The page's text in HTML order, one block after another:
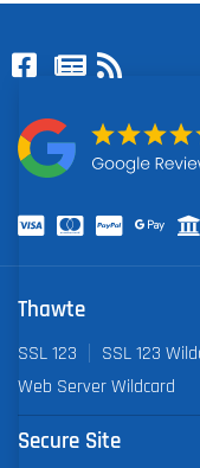
Thawte
SSL 123 SSL 123
Web Server Wildcard
Secure Site